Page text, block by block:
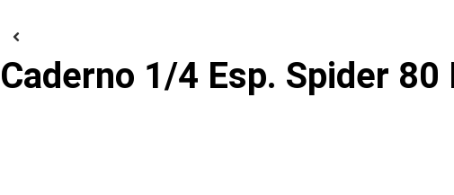
Caderno 1/4 Esp. Spider 80